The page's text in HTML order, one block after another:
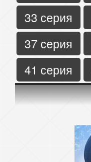
33 серия
37 серия
41 серия
45 серия